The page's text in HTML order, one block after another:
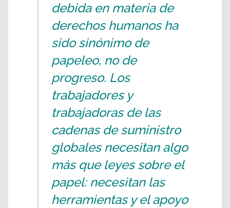
debida en materia de
derechos humanos ha
sido sinónimo de
papeleo, no de
progreso. Los
trabajadores y
trabajadoras de las
cadenas de suministro
globales necesitan algo
más que leyes sobre el
papel: necesitan las
herramientas y el apoyo